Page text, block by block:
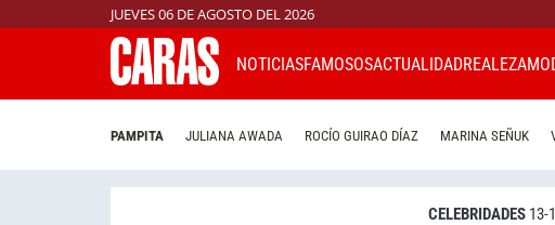
JUEVES 06 DE AGOSTO DEL 2026
NOTICIASFAMOSOSACTUALIDADREALEZA
PAMPITA JULIANA AWADA ROCÍO GUIRAO DÍAZ MARINA SEÑUK
CELEBRIDADES 13-